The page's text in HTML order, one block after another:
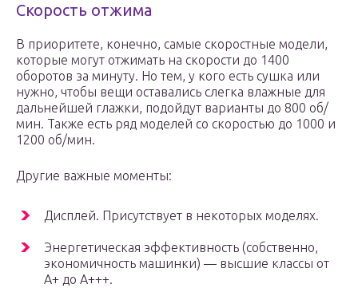
Скорость отжима
В приоритете, конечно, самые скоростные модели,
которые могут отжимать на скорости до 1400
оборотов за минуту. Но тем, у кого есть сушка или
нужно, чтобы вещи оставались слегка влажные для
дальнейшей глажки, подойдут варианты до 800 об/
мин. Также есть ряд моделей со скоростью до 1000 и
1200 об/мин.
Другие важные моменты:
Дисплей. Присутствует в некоторых моделях.
Энергетическая эффективность (собственно,
экономичность машинки) — высшие классы от
А+ до А+++.